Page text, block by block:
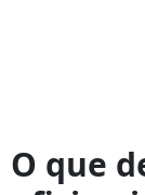
In-
house
O que